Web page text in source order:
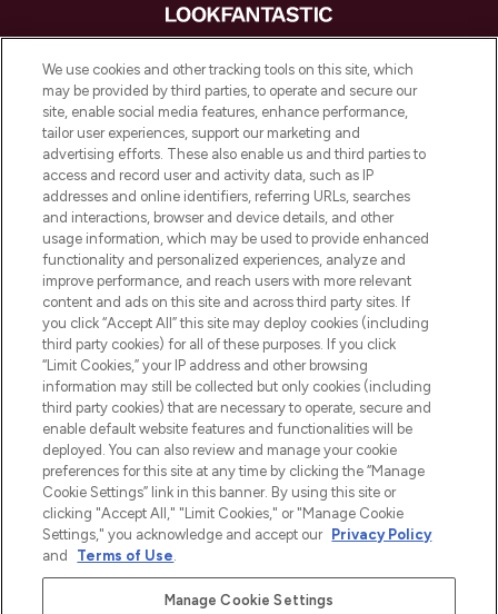
LOOKFANTASTIC is de ultieme online
beautybestemming van Europa, met de
beste huidverzorging, haarproducten en
make-up van meer dan 200 topmerken.
Shop online of via de app, met gratis
verzending vanaf €40.
Cookie-toestemming
Do Not Sell or Share My Personal
Information
HELP & INFORMATIE
BEDRIJFSINFORMATIE
OVER LOOKFANTASTIC
Betaal veilig met
We use cookies and other tracking tools on this site, which
may be provided by third parties, to operate and secure our
site, enable social media features, enhance performance,
tailor user experiences, support our marketing and
advertising efforts. These also enable us and third parties to
access and record user and activity data, such as IP
addresses and online identifiers, referring URLs, searches
and interactions, browser and device details, and other
usage information, which may be used to provide enhanced
functionality and personalized experiences, analyze and
improve performance, and reach users with more relevant
content and ads on this site and across third party sites. If
you click “Accept All” this site may deploy cookies (including
third party cookies) for all of these purposes. If you click
“Limit Cookies,” your IP address and other browsing
information may still be collected but only cookies (including
third party cookies) that are necessary to operate, secure and
enable default website features and functionalities will be
deployed. You can also review and manage your cookie
preferences for this site at any time by clicking the “Manage
Cookie Settings” link in this banner. By using this site or
clicking "Accept All," "Limit Cookies," or "Manage Cookie
Settings," you acknowledge and accept our Privacy Policy
and
Terms of Use.
Manage Cookie Settings